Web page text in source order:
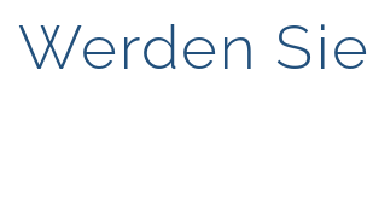
Sie